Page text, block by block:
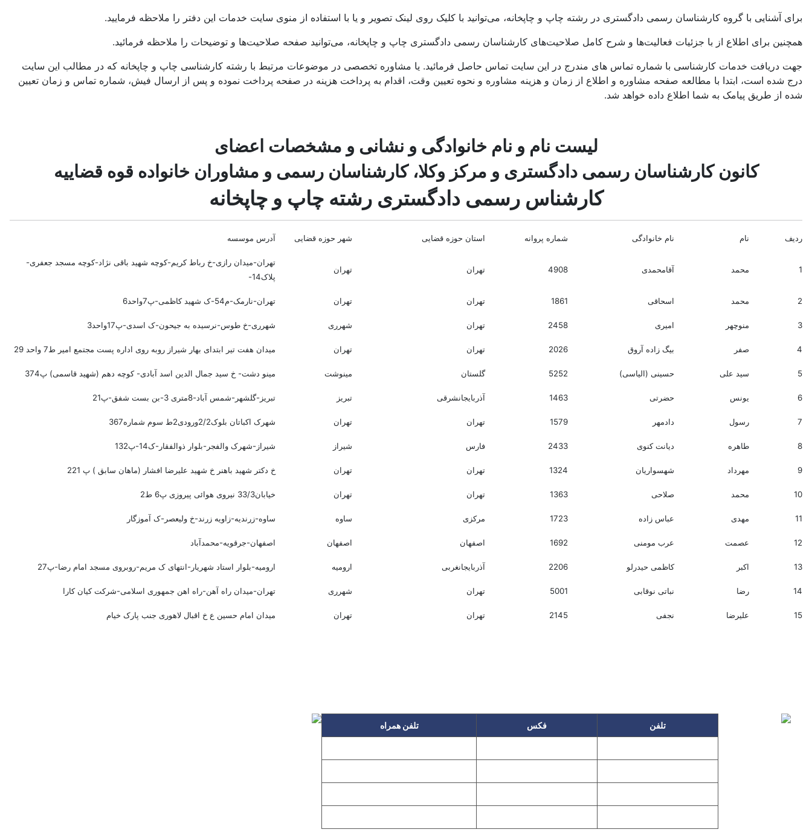
برای آشنایی با گروه کارشناسان رسمی دادگستری در رشته چاپ و چاپخانه، می‌توانید با کلیک روی لینک تصویر و یا با استفاده از منوی سایت خدمات این دفتر را ملاحظه فرمایید.
همچنین برای اطلاع از با جزئیات فعالیت‌‌ها و شرح کامل صلاحیت‌های کارشناسان رسمی دادگستری چاپ و چاپخانه، می‌توانید صفحه صلاحیت‌ها و توضیحات را ملاحظه فرمائید.
جهت دریافت خدمات کارشناسی با شماره تماس های مندرج در این سایت تماس حاصل فرمائید. یا مشاوره تخصصی در موضوعات مرتبط با رشته کارشناسی چاپ و چاپخانه که در مطالب این سایت
درج شده است، ابتدا با مطالعه صفحه مشاوره و اطلاع از زمان و هزینه مشاوره و نحوه تعیین وقت، اقدام به پرداخت هزینه در صفحه پرداخت نموده و پس از ارسال فیش، شماره تماس و زمان تعیین
شده از طریق پیامک به شما اطلاع داده خواهد شد.
لیست نام و نام خانوادگی و نشانی و مشخصات اعضای
کانون کارشناسان رسمی دادگستری و مرکز وکلا، کارشناسان رسمی و مشاوران خانواده قوه قضاییه
کارشناس رسمی دادگستری رشته چاپ و چاپخانه
ردیف نام نام خانوادگی شماره پروانه استان حوزه قضایی شهر حوزه قضایی آدرس موسسه
1 محمد آقامحمدی 4908 تهران تهران
تهران-میدان رازی-خ رباط کریم-کوچه شهید باقی نژاد-کوچه مسجد جعفری-
پلاک14-
2 محمد اسحاقی 1861 تهران تهران تهران-نارمک-م54-ک شهید کاظمی-پ7واحد6
3 منوچهر امیری 2458 تهران شهرری شهرری-خ طوس-نرسیده به جیحون-ک اسدی-پ17واحد3
4 صفر بیگ زاده آروق 2026 تهران تهران میدان هفت تیر ابتدای بهار شیراز روبه روی اداره پست مجتمع امیر ط7 واحد 29
5 سید علی حسینی (الیاسی) 5252 گلستان مینوشت مینو دشت- خ سید جمال الدین اسد آبادی- کوچه دهم (شهید قاسمی) پ374
6 یونس حضرتی 1463 آذربایجانشرقی تبریز تبریز-گلشهر-شمس آباد-8متری 3-بن بست شفق-پ21
7 رسول دادمهر 1579 تهران تهران شهرک اکباتان بلوک2/2ورودی2ط سوم شماره367
8 طاهره دیانت کنوی 2433 فارس شیراز شیراز-شهرک والفجر-بلوار ذوالفقار-ک14-پ132
9 مهرداد شهسواریان 1324 تهران تهران خ دکتر شهید باهنر خ شهید علیرضا افشار (ماهان سابق ) پ 221
10 محمد صلاحی 1363 تهران تهران خیابان33/3 نیروی هوائی پیروزی پ6 ط2
11 مهدی عباس زاده 1723 مرکزی ساوه ساوه-زرندیه-زاویه زرند-خ ولیعصر-ک آموزگار
12 عصمت عرب مومنی 1692 اصفهان اصفهان اصفهان-جرقویه-محمدآباد
13 اکبر کاظمی حیدرلو 2206 آذربایجانغربی ارومیه ارومیه-بلوار استاد شهریار-انتهای ک مریم-روبروی مسجد امام رضا-پ27
14 رضا نباتی نوقابی 5001 تهران شهرری تهران-میدان راه آهن-راه اهن جمهوری اسلامی-شرکت کیان کارا
15 علیرضا نجفی 2145 تهران تهران میدان امام حسین ع خ اقبال لاهوری جنب پارک خیام
تلفن فکس تلفن همراه